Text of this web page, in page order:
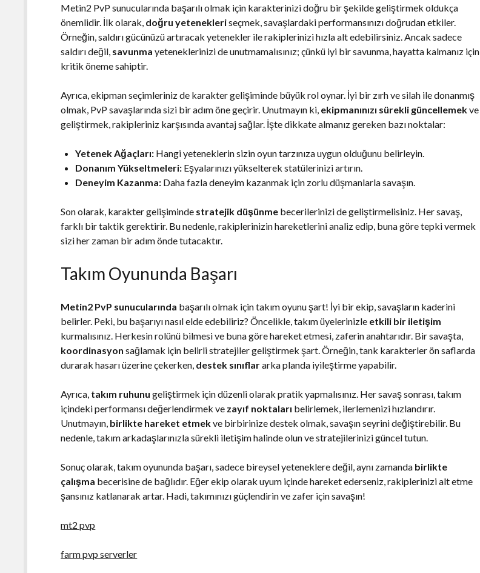
Metin2 PvP sunucularında başarılı olmak için karakterinizi doğru bir şekilde geliştirmek oldukça
önemlidir. İlk olarak, doğru yetenekleriseçmek, savaşlardaki performansınızı doğrudan etkiler.
Örneğin, saldırı gücünüzü artıracak yetenekler ile rakiplerinizi hızla alt edebilirsiniz. Ancak sadece
saldırı değil, savunma yeteneklerinizi de unutmamalısınız; çünkü iyi bir savunma, hayatta kalmanız için
kritik öneme sahiptir.
Ayrıca, ekipman seçimleriniz de karakter gelişiminde büyük rol oynar. İyi bir zırh ve silah ile donanmış
olmak, PvP savaşlarında sizi bir adım öne geçirir. Unutmayın ki, ekipmanınızı sürekli güncellemekve
geliştirmek, rakipleriniz karşısında avantaj sağlar. İşte dikkate almanız gereken bazı noktalar:
Yetenek Ağaçları: Hangi yeteneklerin sizin oyun tarzınıza uygun olduğunu belirleyin.
Donanım Yükseltmeleri: Eşyalarınızı yükselterek statülerinizi artırın.
Deneyim Kazanma: Daha fazla deneyim kazanmak için zorlu düşmanlarla savaşın.
Son olarak, karakter gelişiminde stratejik düşünme becerilerinizi de geliştirmelisiniz. Her savaş,
farklı bir taktik gerektirir. Bu nedenle, rakiplerinizin hareketlerini analiz edip, buna göre tepki vermek
sizi her zaman bir adım önde tutacaktır.
Takım Oyununda Başarı
Metin2 PvP sunucularında başarılı olmak için takım oyunu şart! İyi bir ekip, savaşların kaderini
belirler. Peki, bu başarıyı nasıl elde edebiliriz? Öncelikle, takım üyelerinizle etkili bir iletişim
kurmalısınız. Herkesin rolünü bilmesi ve buna göre hareket etmesi, zaferin anahtarıdır. Bir savaşta,
koordinasyon sağlamak için belirli stratejiler geliştirmek şart. Örneğin, tank karakterler ön saflarda
durarak hasarı üzerine çekerken, destek sınıflararka planda iyileştirme yapabilir.
Ayrıca, takım ruhunu geliştirmek için düzenli olarak pratik yapmalısınız. Her savaş sonrası, takım
içindeki performansı değerlendirmek ve zayıf noktaları belirlemek, ilerlemenizi hızlandırır.
Unutmayın, birlikte hareket etmekve birbirinize destek olmak, savaşın seyrini değiştirebilir. Bu
nedenle, takım arkadaşlarınızla sürekli iletişim halinde olun ve stratejilerinizi güncel tutun.
Sonuç olarak, takım oyununda başarı, sadece bireysel yeteneklere değil, aynı zamanda birlikte
çalışma becerisine de bağlıdır. Eğer ekip olarak uyum içinde hareket ederseniz, rakiplerinizi alt etme
şansınız katlanarak artar. Hadi, takımınızı güçlendirin ve zafer için savaşın!
mt2 pvp
farm pvp serverler